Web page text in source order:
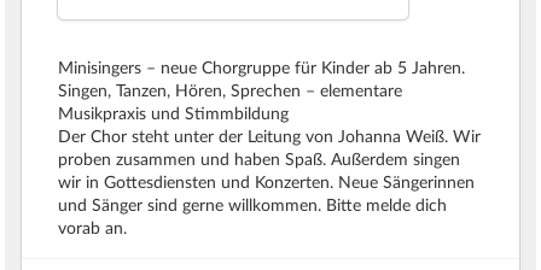
Minisingers – neue Chorgruppe für Kinder ab 5 Jahren.
Singen, Tanzen, Hören, Sprechen – elementare
Musikpraxis und Stimmbildung
Der Chor steht unter der Leitung von Johanna Weiß. Wir
proben zusammen und haben Spaß. Außerdem singen
wir in Gottesdiensten und Konzerten. Neue Sängerinnen
und Sänger sind gerne willkommen. Bitte melde dich
vorab an.